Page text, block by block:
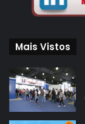
Mais Vistos